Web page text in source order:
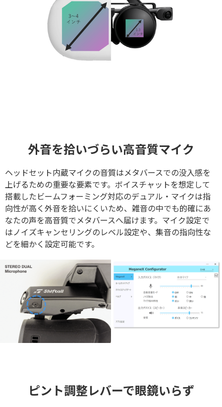
外音を拾いづらい高音質マイク
ヘッドセット内蔵マイクの音質はメタバースでの没入感を
上げるための重要な要素です。ボイスチャットを想定して
搭載したビームフォーミング対応のデュアル・マイクは指
向性が高く外音を拾いにくいため、雑音の中でも的確にあ
なたの声を高音質でメタバースへ届けます。マイク設定で
はノイズキャンセリングのレベル設定や、集音の指向性な
どを細かく設定可能です。
ピント調整レバーで眼鏡いらず